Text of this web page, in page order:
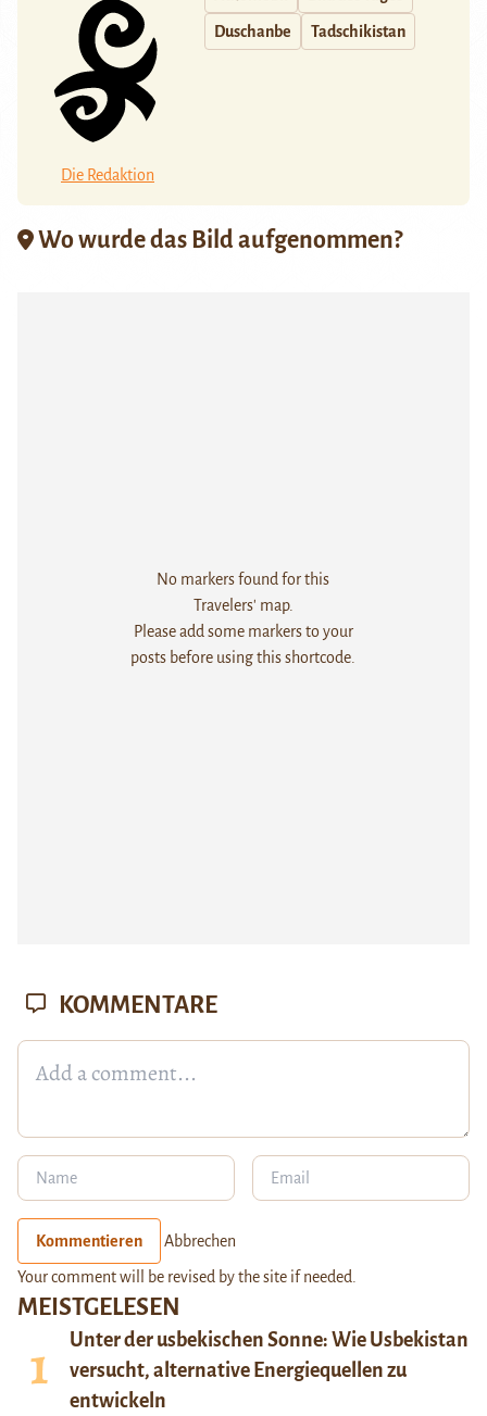
Die Redaktion
Duschanbe Tadschikistan
Wo wurde das Bild aufgenommen?
No markers found for this
Travelers' map.
Please add some markers to your
posts before using this shortcode.
MEISTGELESEN
Unter der usbekischen Sonne: Wie Usbekistan
versucht, alternative Energiequellen zu
entwickeln
KOMMENTARE
Kommentieren Abbrechen
Your comment will be revised by the site if needed.